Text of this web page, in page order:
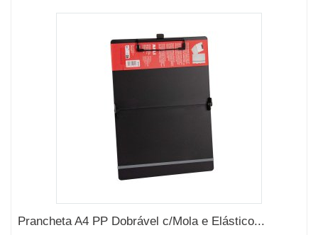
Prancheta A4 PP Dobrável c/Mola e Elástico...